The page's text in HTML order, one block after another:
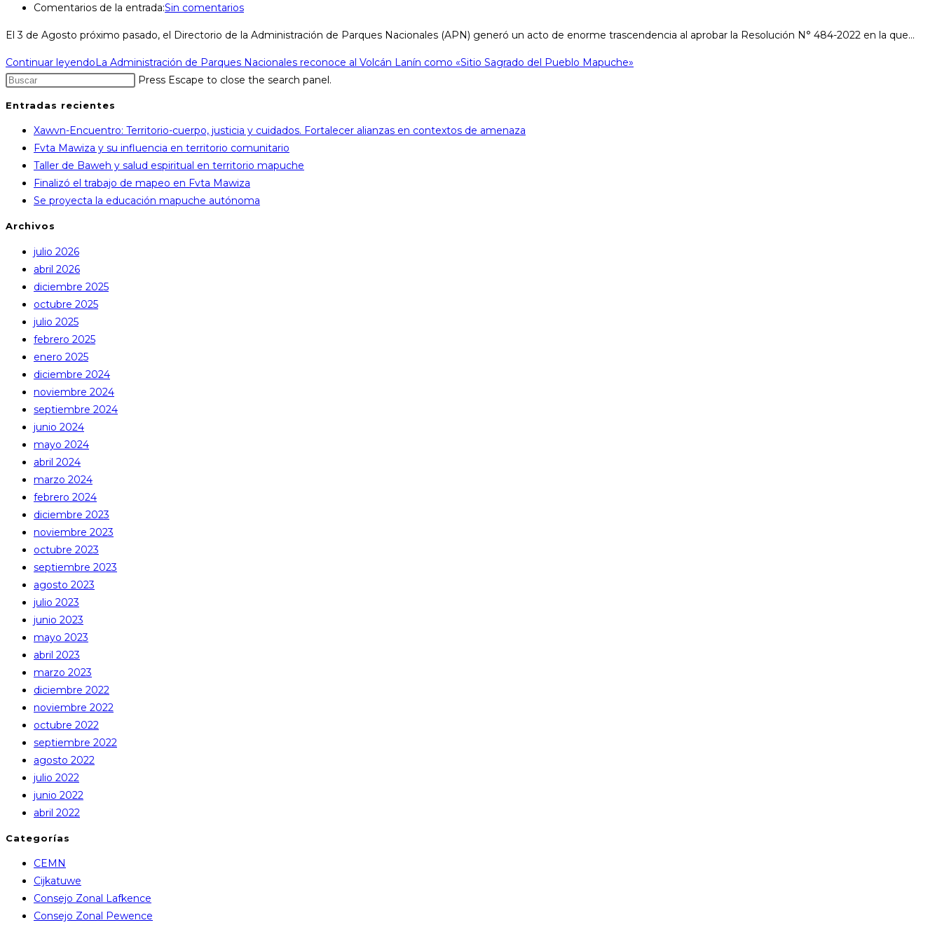
Comentarios de la entrada:Sin comentarios
El 3 de Agosto próximo pasado, el Directorio de la Administración de Parques Nacionales (APN) generó un acto de enorme trascendencia al aprobar la Resolución N° 484-2022 en la que…
Continuar leyendoLa Administración de Parques Nacionales reconoce al Volcán Lanín como «Sitio Sagrado del Pueblo Mapuche»
Press Escape to close the search panel.
Entradas recientes
Xawvn-Encuentro: Territorio-cuerpo, justicia y cuidados. Fortalecer alianzas en contextos de amenaza
Fvta Mawiza y su influencia en territorio comunitario
Taller de Baweh y salud espiritual en territorio mapuche
Finalizó el trabajo de mapeo en Fvta Mawiza
Se proyecta la educación mapuche autónoma
Archivos
julio 2026
abril 2026
diciembre 2025
octubre 2025
julio 2025
febrero 2025
enero 2025
diciembre 2024
noviembre 2024
septiembre 2024
junio 2024
mayo 2024
abril 2024
marzo 2024
febrero 2024
diciembre 2023
noviembre 2023
octubre 2023
septiembre 2023
agosto 2023
julio 2023
junio 2023
mayo 2023
abril 2023
marzo 2023
diciembre 2022
noviembre 2022
octubre 2022
septiembre 2022
agosto 2022
julio 2022
junio 2022
abril 2022
Categorías
CEMN
Cijkatuwe
Consejo Zonal Lafkence
Consejo Zonal Pewence